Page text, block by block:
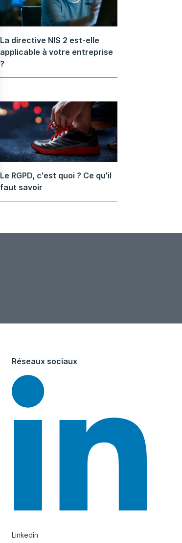
La directive NIS 2 est-elle
applicable à votre entreprise
?
Le RGPD, c'est quoi ? Ce qu'il
faut savoir
Réseaux sociaux
Linkedin